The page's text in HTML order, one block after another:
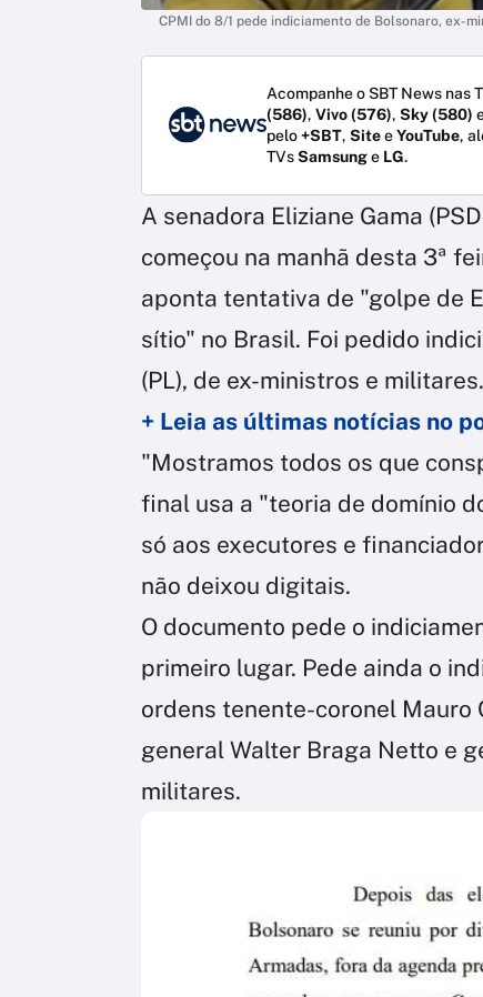
CPMI do 8/1 pede indiciamento de Bolsonaro, ex-
Acompanhe o SBT News nas
(586), Vivo (576), Sky (580)
pelo+SBT, SiteeYouTube,
TVsSamsunge LG.
A senadora Eliziane Gama
começou na manhã desta 3ª
aponta tentativa de "golpe de
sítio" no Brasil. Foi pedido
(PL), de ex-ministros e militares.
+ Leia as últimas notícias no
"Mostramos todos os que
final usa a "teoria de domínio
só aos executores e
não deixou digitais.
O documento pede o
primeiro lugar. Pede ainda o
ordens tenente-coronel Mauro
general Walter Braga Netto e
militares.